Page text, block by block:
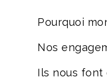
Pourquoi
Nos
Ils nous font